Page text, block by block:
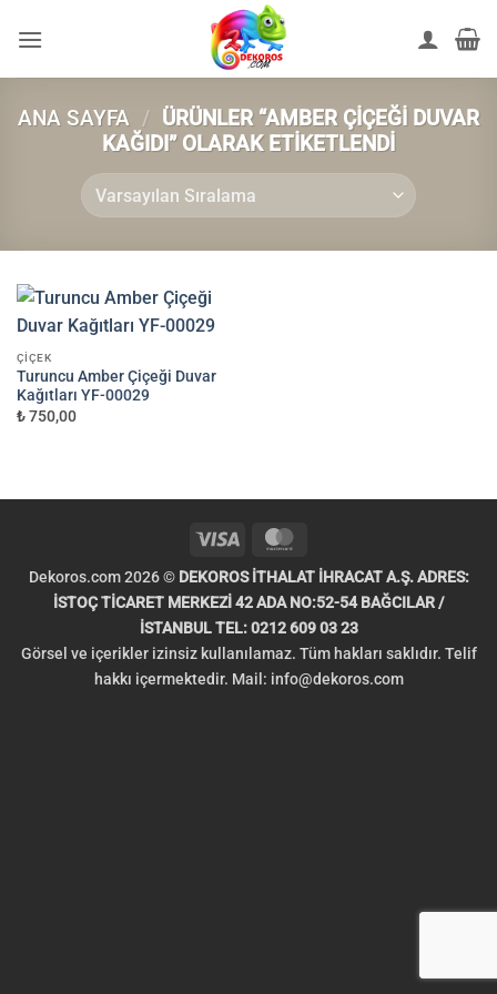
atla
ANA SAYFA / ÜRÜNLER “AMBER ÇIÇEĞI DUVAR
KAĞIDI” OLARAK ETIKETLENDI
ÇIÇEK
Turuncu Amber Çiçeği Duvar
Kağıtları YF-00029
₺ 750,00
Visa
Dekoros.com 2026 © DEKOROS İTHALAT İHRACAT A.Ş. ADRES:
İSTOÇ TİCARET MERKEZİ 42 ADA NO:52-54 BAĞCILAR /
İSTANBUL TEL: 0212 609 03 23
Görsel ve içerikler izinsiz kullanılamaz. Tüm hakları saklıdır. Telif
hakkı içermektedir. Mail: info@dekoros.com